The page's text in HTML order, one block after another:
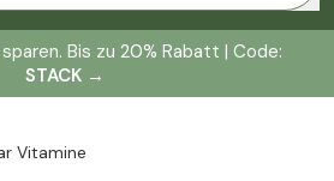
Bis zu 20% Rabatt | Code:
STACK →
Vitamine